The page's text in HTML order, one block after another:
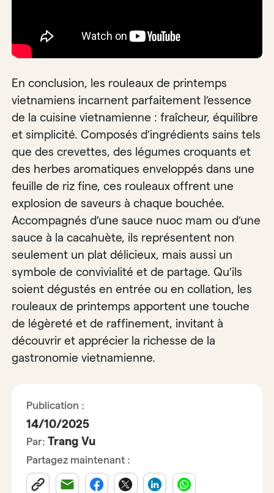
En conclusion, les rouleaux de printemps
vietnamiens incarnent parfaitement l’essence
de la cuisine vietnamienne : fraîcheur, équilibre
et simplicité. Composés d’ingrédients sains tels
que des crevettes, des légumes croquants et
des herbes aromatiques enveloppés dans une
feuille de riz fine, ces rouleaux offrent une
explosion de saveurs à chaque bouchée.
Accompagnés d’une sauce nuoc mam ou d’une
sauce à la cacahuète, ils représentent non
seulement un plat délicieux, mais aussi un
symbole de convivialité et de partage. Qu’ils
soient dégustés en entrée ou en collation, les
rouleaux de printemps apportent une touche
de légèreté et de raffinement, invitant à
découvrir et apprécier la richesse de la
gastronomie vietnamienne.
Publication :
14/10/2025
Par: Trang Vu
Partagez maintenant :